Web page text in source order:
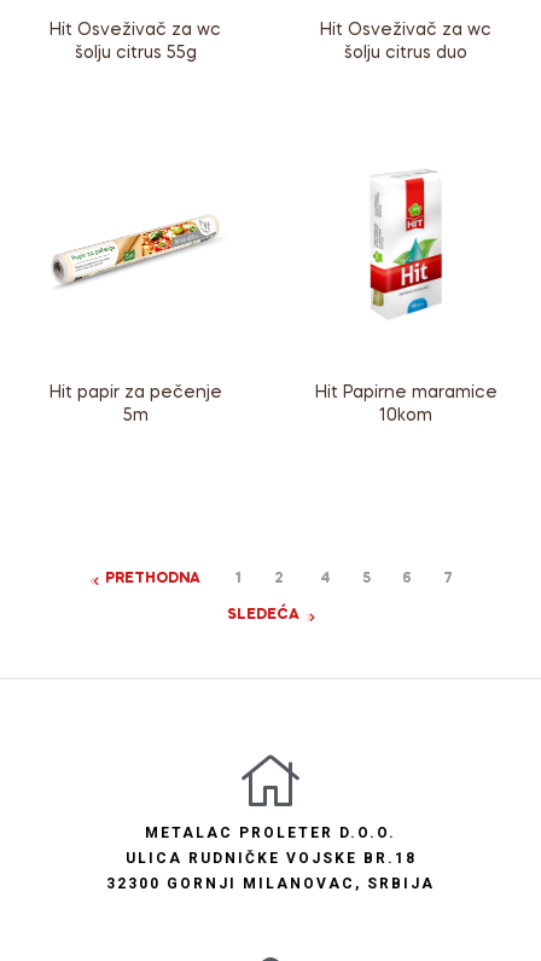
Hit Osveživač za wc
šolju citrus 55g
Hit Osveživač za wc
šolju citrus duo
Hit papir za pečenje
5m
Hit Papirne maramice
10kom
PRETHODNA 1 2 4 5 6 7
SLEDEĆA
METALAC PROLETER D.O.O.
ULICA RUDNIČKE VOJSKE BR.18
32300 GORNJI MILANOVAC, SRBIJA